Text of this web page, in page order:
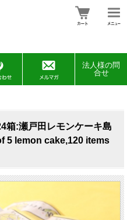
法人様の問
合せ
箱:瀬戸田レモンケーキ島
5 lemon cake,120 items